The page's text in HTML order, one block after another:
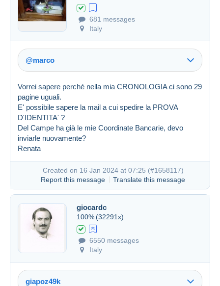
Created on 16 Jan 2024 at 06:35
681 messages
Italy
@marco
Vorrei sapere perché nella mia CRONOLOGIA ci sono 29
pagine uguali.
E' possibile sapere la mail a cui spedire la PROVA
D'IDENTITA' ?
Del Campe ha già le mie Coordinate Bancarie, devo
inviarle nuovamente?
Renata
Created on 16 Jan 2024 at 07:25 (#1658117)
Report this message
Translate this message
giocardc
100% (32291x)
6550 messages
Italy
giapoz49k